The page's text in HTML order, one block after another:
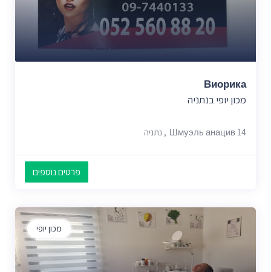
Виорика
מכון יופי בנתניה
Шмуэль анацив 14, נתניה
פרטים נוספים
מכון יופי